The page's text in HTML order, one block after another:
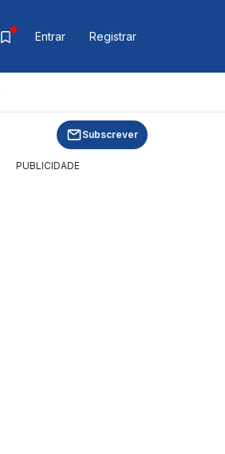
Entrar Registrar
Subscrever
PUBLICIDADE